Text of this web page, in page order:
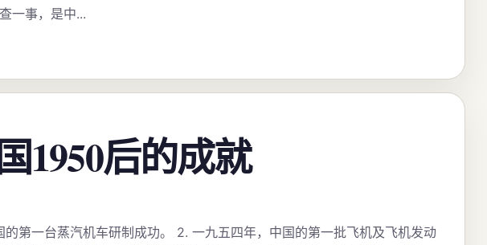
一事，是中...
1950后的成就
的第一台蒸汽机车研制成功。 2. 一九五四年，中国的第一批飞机及飞机发动